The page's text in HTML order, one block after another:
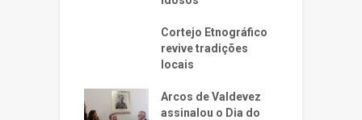
Cortejo Etnográfico
revive tradições
locais
Arcos de Valdevez
assinalou o Dia do